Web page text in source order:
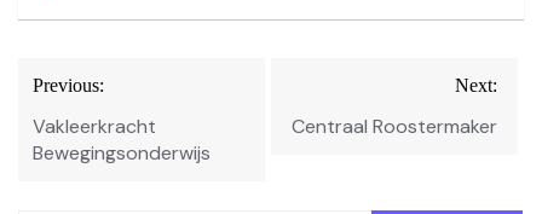
Bericht
navigatie
Previous:
Vakleerkracht
Bewegingsonderwijs
Next:
Centraal Roostermaker